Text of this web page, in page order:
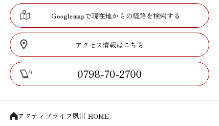
Googlemapで現在地からの経路を検索する
アクセス情報はこちら
0798-70-2700
アクティブライフ夙川 HOME